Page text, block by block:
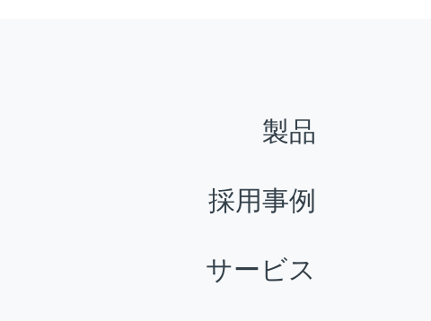
製品
採用事例
サービス